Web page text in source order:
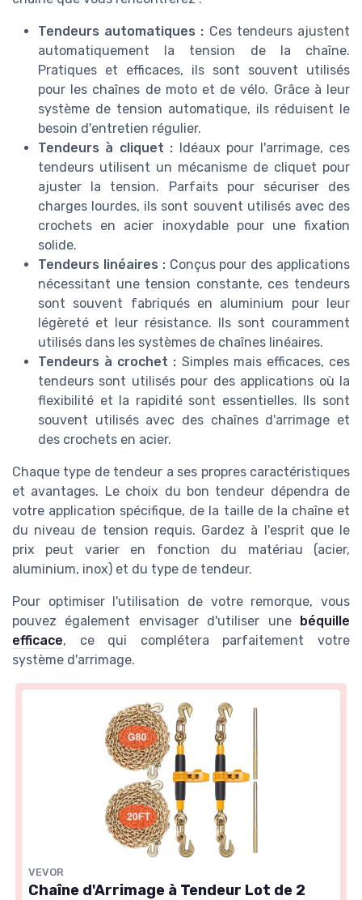
Tendeurs automatiques : Ces tendeurs ajustent
automatiquement la tension de la chaîne.
Pratiques et efficaces, ils sont souvent utilisés
pour les chaînes de moto et de vélo. Grâce à leur
système de tension automatique, ils réduisent le
besoin d'entretien régulier.
Tendeurs à cliquet : Idéaux pour l'arrimage, ces
tendeurs utilisent un mécanisme de cliquet pour
ajuster la tension. Parfaits pour sécuriser des
charges lourdes, ils sont souvent utilisés avec des
crochets en acier inoxydable pour une fixation
solide.
Tendeurs linéaires :Conçus pour des applications
nécessitant une tension constante, ces tendeurs
sont souvent fabriqués en aluminium pour leur
légèreté et leur résistance. Ils sont couramment
utilisés dans les systèmes de chaînes linéaires.
Tendeurs à crochet : Simples mais efficaces, ces
tendeurs sont utilisés pour des applications où la
flexibilité et la rapidité sont essentielles. Ils sont
souvent utilisés avec des chaînes d'arrimage et
des crochets en acier.
Chaque type de tendeur a ses propres caractéristiques
et avantages. Le choix du bon tendeur dépendra de
votre application spécifique, de la taille de la chaîne et
du niveau de tension requis. Gardez à l'esprit que le
prix peut varier en fonction du matériau (acier,
aluminium, inox) et du type de tendeur.
Pour optimiser l'utilisation de votre remorque, vous
pouvez également envisager d'utiliser une béquille
efficace, ce qui complétera parfaitement votre
système d'arrimage.
VEVOR
Chaîne d'Arrimage à Tendeur Lot de 2